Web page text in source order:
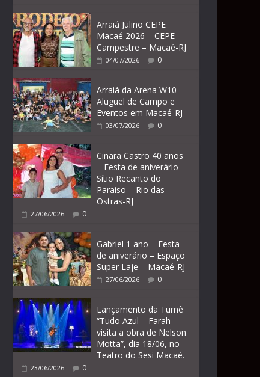
Arraiá Julino CEPE
Macaé 2026 – CEPE
Campestre – Macaé-RJ
04/07/2026 0
Arraiá da Arena W10 –
Aluguel de Campo e
Eventos em Macaé-RJ
03/07/2026 0
Cinara Castro 40 anos
– Festa de aniverário –
Sítio Recanto do
Paraiso – Rio das
Ostras-RJ
27/06/2026 0
Gabriel 1 ano – Festa
de aniverário – Espaço
Super Laje – Macaé-RJ
27/06/2026 0
Lançamento da Turnê
“Tudo Azul – Farah
visita a obra de Nelson
Motta”, dia 18/06, no
Teatro do Sesi Macaé.
23/06/2026 0